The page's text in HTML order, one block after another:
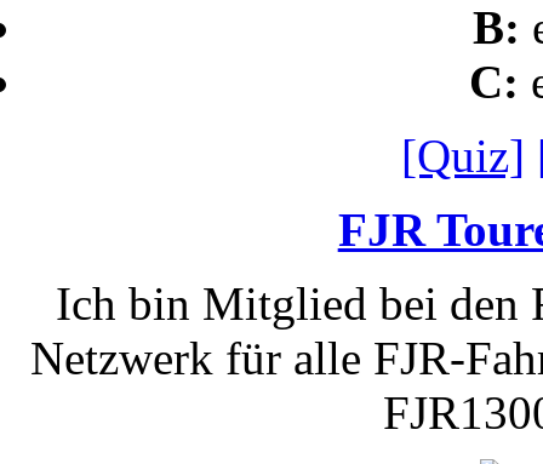
B:
C:
[Quiz]
FJR
Ich bin Mitglied bei den
Netzwerk für alle FJR-